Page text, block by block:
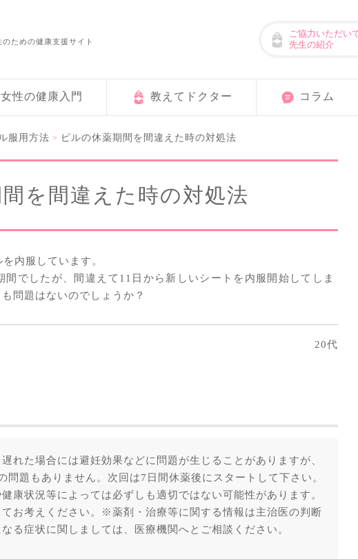
のための健康支援サイト
ご協力いただい
先生の紹介
女性の健康入門 教えてドクター コラム
服用方法 > ピルの休薬期間を間違えた時の対処法
を間違えた時の対処法
内服しています。
間でしたが、間違えて11日から新しいシートを内服開始してしま
問題はないのでしょうか？
20代
れた場合には避妊効果などに問題が生じることがありますが、
問題もありません。次回は7日間休薬後にスタートして下さい。
康状況等によっては必ずしも適切ではない可能性があります。
お考えください。※薬剤・治療等に関する情報は主治医の判断
る症状に関しましては、医療機関へとご相談ください。